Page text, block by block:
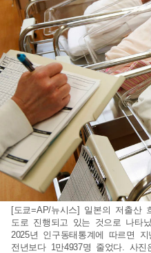
[도쿄=AP/뉴시스] 일본의 저출산
도로 진행되고 있는 것으로 나타
2025년 인구동태통계에 따르면
전년보다 1만4937명 줄었다. 사